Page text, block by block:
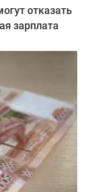
отказать
зарплата